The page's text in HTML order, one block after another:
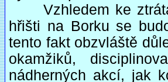
Vzhledem ke
hřišti na Borku se
tento fakt obzvláště
okamžiků,
nádherných akcí, jak